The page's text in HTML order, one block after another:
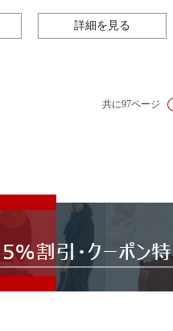
詳細を見る
共に97ページ